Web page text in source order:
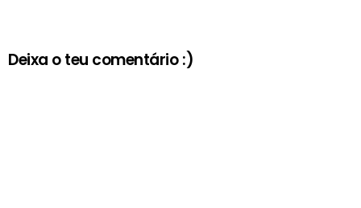
Deixa o teu comentário :)